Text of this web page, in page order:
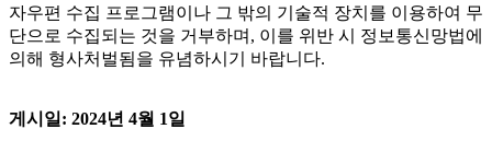
자우편 수집 프로그램이나 그 밖의 기술적 장치를 이용하여 무
단으로 수집되는 것을 거부하며, 이를 위반 시 정보통신망법에
의해 형사처벌됨을 유념하시기 바랍니다.
게시일: 2024년 4월 1일